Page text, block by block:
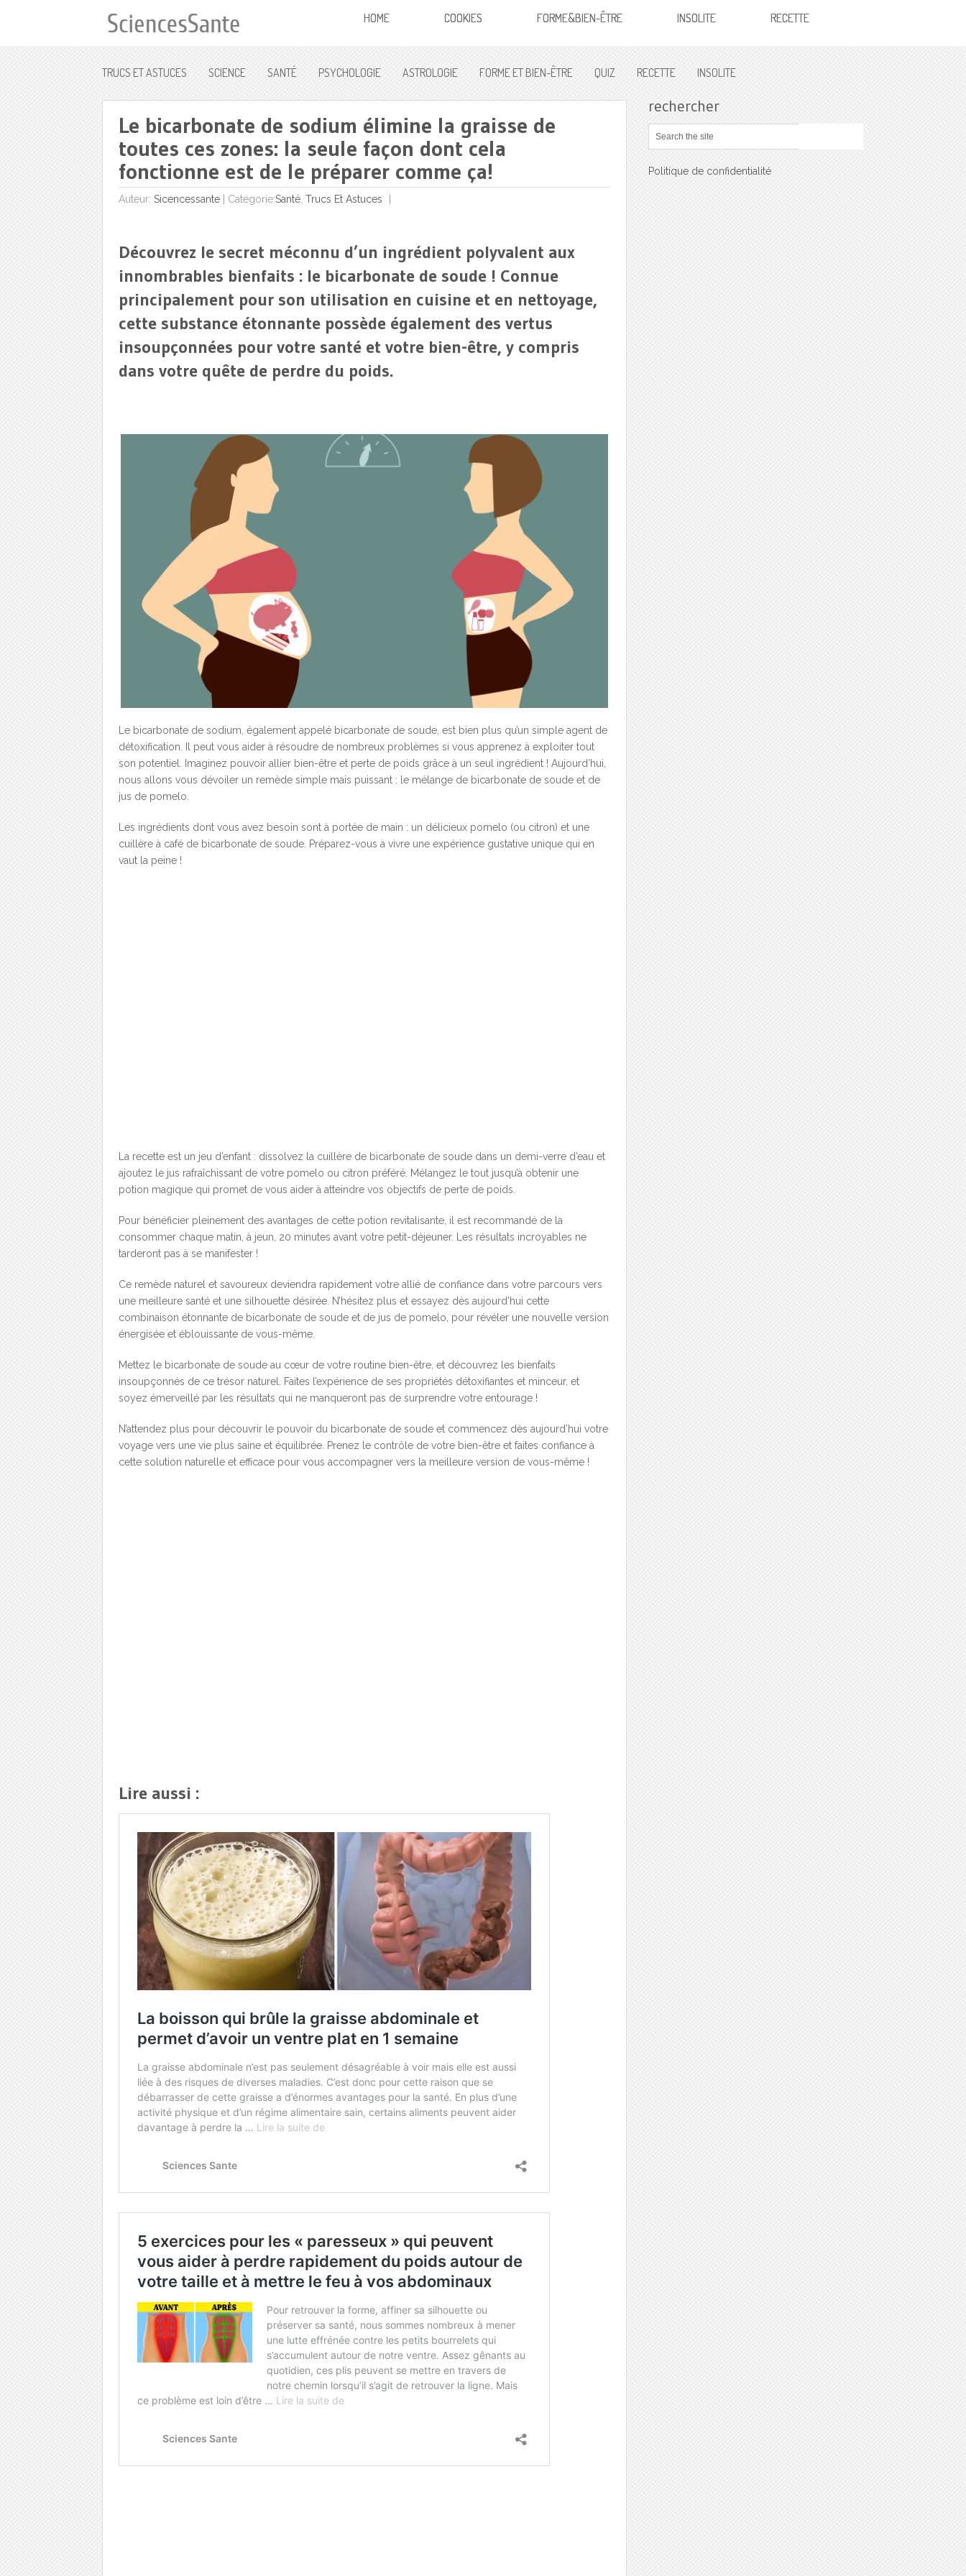
HOME COOKIES FORME&BIEN-ÊTRE INSOLITE RECETTE
TRUCS ET ASTUCES SCIENCE SANTÉ PSYCHOLOGIE ASTROLOGIE FORME ET BIEN-ÊTRE QUIZ RECETTE INSOLITE
Le bicarbonate de sodium élimine la graisse de
toutes ces zones: la seule façon dont cela
fonctionne est de le préparer comme ça!
Auteur: Sicencessante| Catégorie:Santé, Trucs Et Astuces
Découvrez le secret méconnu d’un ingrédient polyvalent aux
innombrables bienfaits : le bicarbonate de soude ! Connue
principalement pour son utilisation en cuisine et en nettoyage,
cette substance étonnante possède également des vertus
insoupçonnées pour votre santé et votre bien-être, y compris
dans votre quête de perdre du poids.
Le bicarbonate de sodium, également appelé bicarbonate de soude, est bien plus qu’un simple agent de
détoxification. Il peut vous aider à résoudre de nombreux problèmes si vous apprenez à exploiter tout
son potentiel. Imaginez pouvoir allier bien-être et perte de poids grâce à un seul ingrédient ! Aujourd’hui,
nous allons vous dévoiler un remède simple mais puissant : le mélange de bicarbonate de soude et de
jus de pomelo.
Les ingrédients dont vous avez besoin sont à portée de main : un délicieux pomelo (ou citron) et une
cuillère à café de bicarbonate de soude. Préparez-vous à vivre une expérience gustative unique qui en
vaut la peine !
La recette est un jeu d’enfant : dissolvez la cuillère de bicarbonate de soude dans un demi-verre d’eau et
ajoutez le jus rafraîchissant de votre pomelo ou citron préféré. Mélangez le tout jusqu’à obtenir une
potion magique qui promet de vous aider à atteindre vos objectifs de perte de poids.
Pour bénéficier pleinement des avantages de cette potion revitalisante, il est recommandé de la
consommer chaque matin, à jeun, 20 minutes avant votre petit-déjeuner. Les résultats incroyables ne
tarderont pas à se manifester !
Ce remède naturel et savoureux deviendra rapidement votre allié de confiance dans votre parcours vers
une meilleure santé et une silhouette désirée. N’hésitez plus et essayez dès aujourd’hui cette
combinaison étonnante de bicarbonate de soude et de jus de pomelo, pour révéler une nouvelle version
énergisée et éblouissante de vous-même.
Mettez le bicarbonate de soude au cœur de votre routine bien-être, et découvrez les bienfaits
insoupçonnés de ce trésor naturel. Faites l’expérience de ses propriétés détoxifiantes et minceur, et
soyez émerveillé par les résultats qui ne manqueront pas de surprendre votre entourage !
N’attendez plus pour découvrir le pouvoir du bicarbonate de soude et commencez dès aujourd’hui votre
voyage vers une vie plus saine et équilibrée. Prenez le contrôle de votre bien-être et faites confiance à
cette solution naturelle et efficace pour vous accompagner vers la meilleure version de vous-même !
Lire aussi :
rechercher
Politique de confidentialité